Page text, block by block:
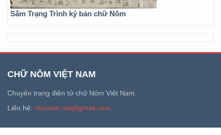
Sấm Trạng Trình ký bản chữ Nôm
CHỮ NÔM VIỆT NAM
Chuyên trang điện tử chữ Nôm Việt Nam.
Liên hệ: chunom.net@gmail.com